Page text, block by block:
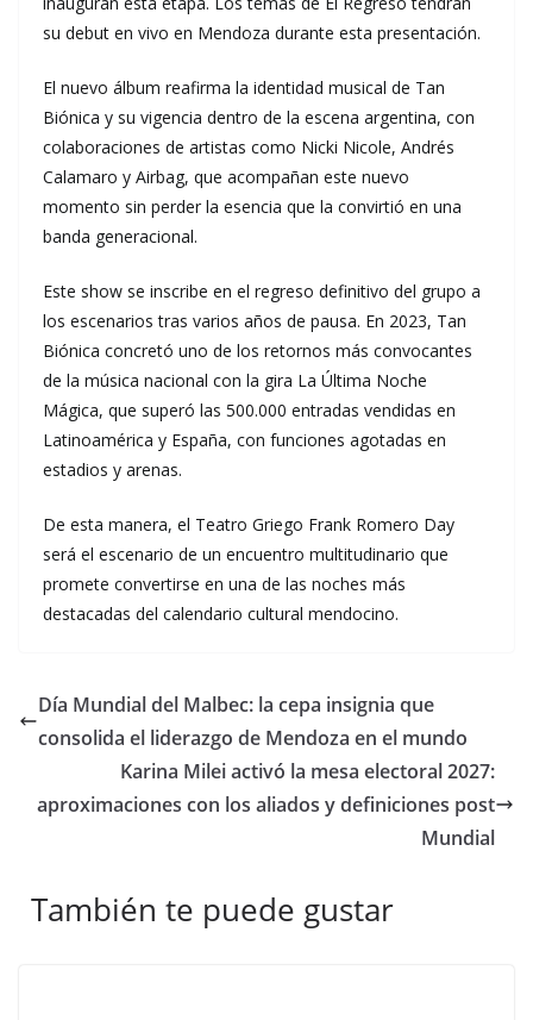
su debut en vivo en Mendoza durante esta presentación.
El nuevo álbum reafirma la identidad musical de Tan
Biónica y su vigencia dentro de la escena argentina, con
colaboraciones de artistas como Nicki Nicole, Andrés
Calamaro y Airbag, que acompañan este nuevo
momento sin perder la esencia que la convirtió en una
banda generacional.
Este show se inscribe en el regreso definitivo del grupo a
los escenarios tras varios años de pausa. En 2023, Tan
Biónica concretó uno de los retornos más convocantes
de la música nacional con la gira La Última Noche
Mágica, que superó las 500.000 entradas vendidas en
Latinoamérica y España, con funciones agotadas en
estadios y arenas.
De esta manera, el Teatro Griego Frank Romero Day
será el escenario de un encuentro multitudinario que
promete convertirse en una de las noches más
destacadas del calendario cultural mendocino.
Día Mundial del Malbec: la cepa insignia que
consolida el liderazgo de Mendoza en el mundo
Karina Milei activó la mesa electoral 2027:
aproximaciones con los aliados y definiciones post
Mundial
También te puede gustar